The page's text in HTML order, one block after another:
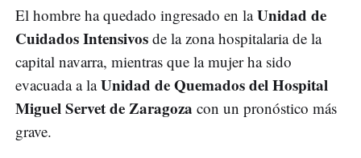
El hombre ha quedado ingresado en laUnidad de
Cuidados Intensivos de la zona hospitalaria de la
capital navarra, mientras que la mujer ha sido
evacuada a laUnidad de Quemados del Hospital
Miguel Servet de Zaragoza con un pronóstico más
grave.